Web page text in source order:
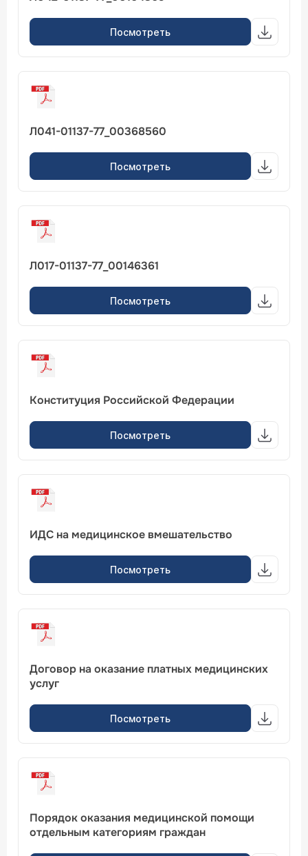
Посмотреть
Л041-01137-77_00368560
Посмотреть
Л017-01137-77_00146361
Посмотреть
Конституция Российской Федерации
Посмотреть
ИДС на медицинское вмешательство
Посмотреть
Договор на оказание платных медицинских
услуг
Посмотреть
Порядок оказания медицинской помощи
отдельным категориям граждан